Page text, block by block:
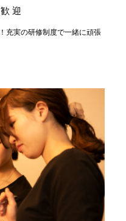
迎
充実の研修制度で一緒に頑張